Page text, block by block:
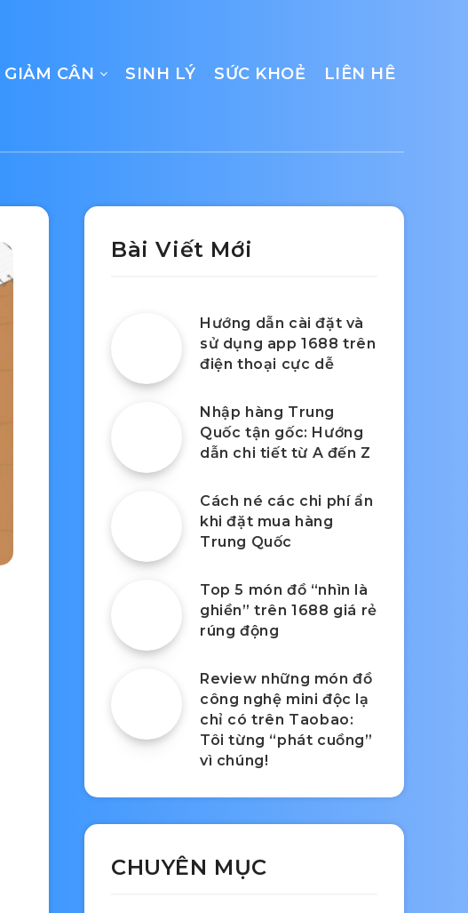
GIẢM CÂN SINH LÝ SỨC KHOẺ LIÊN HÊ
Bài Viết Mới
Hướng dẫn cài đặt và
sử dụng app 1688 trên
điện thoại cực dễ
Nhập hàng Trung
Quốc tận gốc: Hướng
dẫn chi tiết từ A đến Z
Cách né các chi phí ẩn
khi đặt mua hàng
Trung Quốc
Top 5 món đồ “nhìn là
ghiền” trên 1688 giá rẻ
rúng động
Review những món đồ
công nghệ mini độc lạ
chỉ có trên Taobao:
Tôi từng “phát cuồng”
vì chúng!
CHUYÊN MỤC